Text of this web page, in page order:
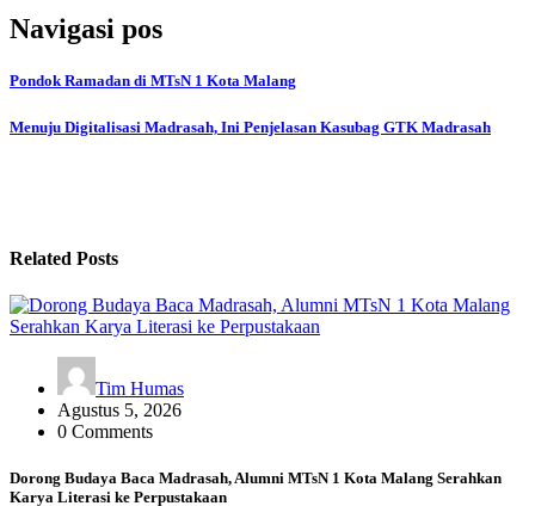
Navigasi pos
Pondok Ramadan di MTsN 1 Kota Malang
Menuju Digitalisasi Madrasah, Ini Penjelasan Kasubag GTK Madrasah
Related Posts
Tim Humas
Agustus 5, 2026
0 Comments
Dorong Budaya Baca Madrasah, Alumni MTsN 1 Kota Malang Serahkan
Karya Literasi ke Perpustakaan